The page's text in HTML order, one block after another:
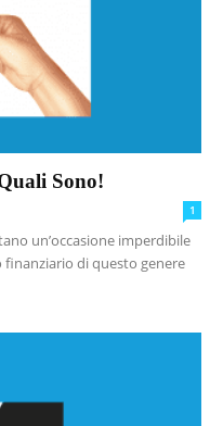
Sono!
1
un’occasione imperdibile
di questo genere